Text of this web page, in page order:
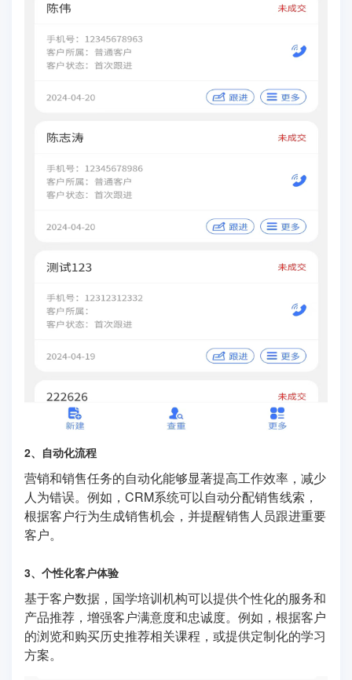
2、自动化流程
营销和销售任务的自动化能够显著提高工作效率，减少
人为错误。例如，CRM系统可以自动分配销售线索，
根据客户行为生成销售机会，并提醒销售人员跟进重要
客户。
3、个性化客户体验
基于客户数据，国学培训机构可以提供个性化的服务和
产品推荐，增强客户满意度和忠诚度。例如，根据客户
的浏览和购买历史推荐相关课程，或提供定制化的学习
方案。